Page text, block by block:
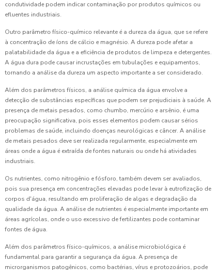
condutividade podem indicar contaminação por produtos químicos ou
efluentes industriais.
Outro parâmetro físico-químico relevante é a dureza da água, que se refere
à concentração de íons de cálcio e magnésio. A dureza pode afetar a
palatabilidade da água e a eficiência de produtos de limpeza e detergentes.
A água dura pode causar incrustações em tubulações e equipamentos,
tornando a análise da dureza um aspecto importante a ser considerado.
Além dos parâmetros físicos, a análise química da água envolve a
detecção de substâncias específicas que podem ser prejudiciais à saúde. A
presença de metais pesados, como chumbo, mercúrio e arsênio, é uma
preocupação significativa, pois esses elementos podem causar sérios
problemas de saúde, incluindo doenças neurológicas e câncer. A análise
de metais pesados deve ser realizada regularmente, especialmente em
áreas onde a água é extraída de fontes naturais ou onde há atividades
industriais.
Os nutrientes, como nitrogênio e fósforo, também devem ser avaliados,
pois sua presença em concentrações elevadas pode levar à eutrofização de
corpos d'água, resultando em proliferação de algas e degradação da
qualidade da água. A análise de nutrientes é especialmente importante em
áreas agrícolas, onde o uso excessivo de fertilizantes pode contaminar
fontes de água.
Além dos parâmetros físico-químicos, a análise microbiológica é
fundamental para garantir a segurança da água. A presença de
microrganismos patogênicos, como bactérias, vírus e protozoários, pode